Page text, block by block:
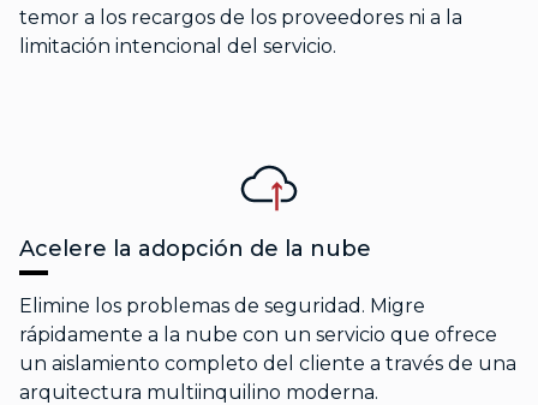
temor a los recargos de los proveedores ni a la
limitación intencional del servicio.
Acelere la adopción de la nube
Elimine los problemas de seguridad. Migre
rápidamente a la nube con un servicio que ofrece
un aislamiento completo del cliente a través de una
arquitectura multiinquilino moderna.